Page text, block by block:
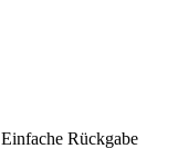
Einfache Rückgabe